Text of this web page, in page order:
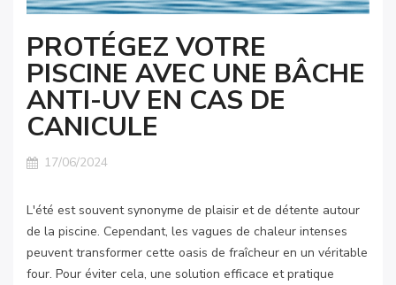
PROTÉGEZ VOTRE
PISCINE AVEC UNE BÂCHE
ANTI-UV EN CAS DE
CANICULE
17/06/2024
L'été est souvent synonyme de plaisir et de détente autour
de la piscine. Cependant, les vagues de chaleur intenses
peuvent transformer cette oasis de fraîcheur en un véritable
four. Pour éviter cela, une solution efficace et pratique